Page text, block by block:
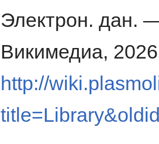
Электрон. дан.
Викимедиа,
http://